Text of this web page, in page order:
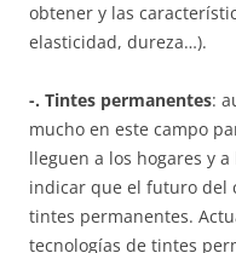
obtener y las
elasticidad, dureza…).
-. Tintes permanentes:
mucho en este campo
lleguen a los hogares y
indicar que el futuro del
tintes permanentes.
tecnologías de tintes